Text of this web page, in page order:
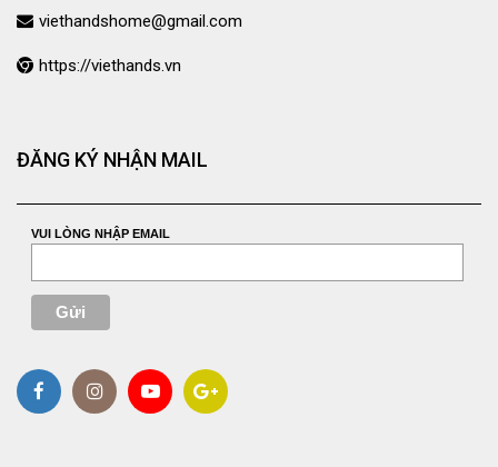
viethandshome@gmail.com
https://viethands.vn
ĐĂNG KÝ NHẬN MAIL
VUI LÒNG NHẬP EMAIL